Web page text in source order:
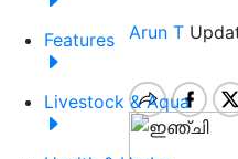
Features
Livestock & Aqua
Arun T